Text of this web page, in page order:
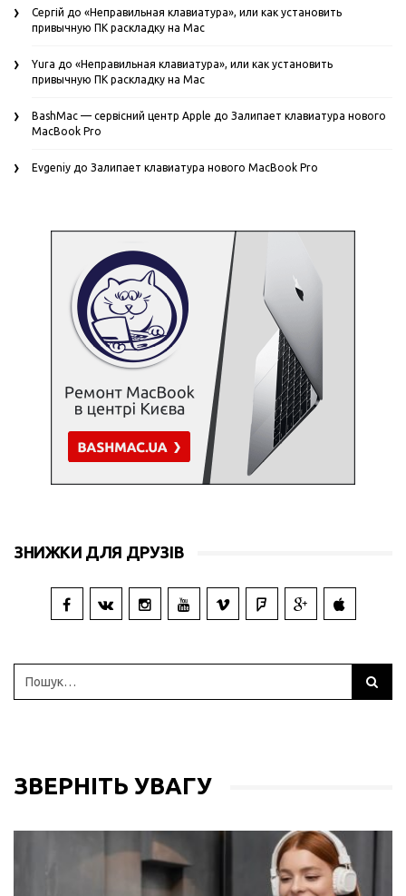
Сергій до «Неправильная клавиатура», или как установить
привычную ПК раскладку на Mac
Yura до «Неправильная клавиатура», или как установить
привычную ПК раскладку на Mac
BashMac — сервісний центр Apple до Залипает клавиатура нового
MacBook Pro
Evgeniy до Залипает клавиатура нового MacBook Pro
ЗНИЖКИ ДЛЯ ДРУЗІВ
ЗВЕРНІТЬ УВАГУ